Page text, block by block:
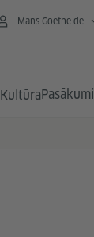
Mans Goethe.de
KultūraPasākumi